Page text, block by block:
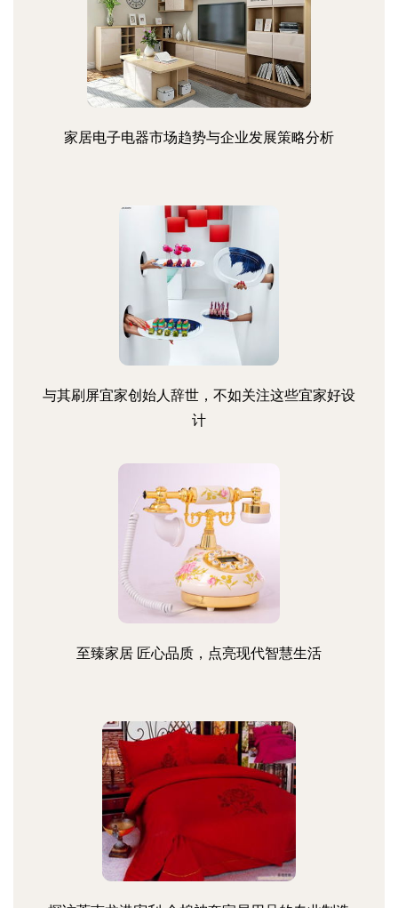
家居电子电器市场趋势与企业发展策略分析
与其刷屏宜家创始人辞世，不如关注这些宜家好设
计
至臻家居 匠心品质，点亮现代智慧生活